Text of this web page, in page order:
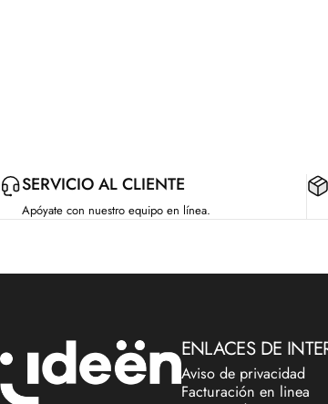
SERVICIO AL CLIENTE
Apóyate con nuestro equipo en línea.
IdeenstoresMX ENLACES DE
Aviso de privacidad
Facturación en linea